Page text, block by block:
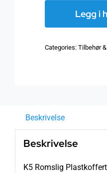
Legg i
Categories: Tilbehør
Beskrivelse
Beskrivelse
K5 Romslig